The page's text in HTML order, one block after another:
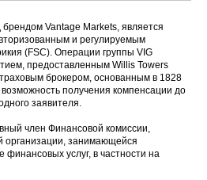
Vantage Markets, является
и регулируемым
(FSC). Операции группы VIG
предоставленным Willis Towers
брокером, основанным в 1828
получения компенсации до
заявителя.
член Финансовой комиссии,
организации, занимающейся
услуг, в частности на